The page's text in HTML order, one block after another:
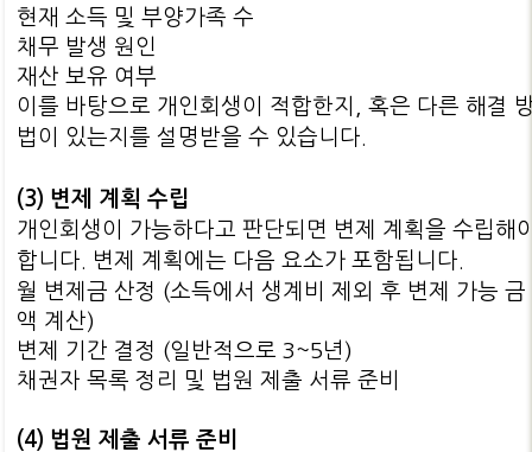
현재 소득 및 부양가족 수
채무 발생 원인
재산 보유 여부
이를 바탕으로 개인회생이 적합한지, 혹은 다른 해결
법이 있는지를 설명받을 수 있습니다.
(3) 변제 계획 수립
개인회생이 가능하다고 판단되면 변제 계획을 수립해
합니다. 변제 계획에는 다음 요소가 포함됩니다.
월 변제금 산정 (소득에서 생계비 제외 후 변제 가능 금
액 계산)
변제 기간 결정 (일반적으로 3~5년)
채권자 목록 정리 및 법원 제출 서류 준비
(4) 법원 제출 서류 준비